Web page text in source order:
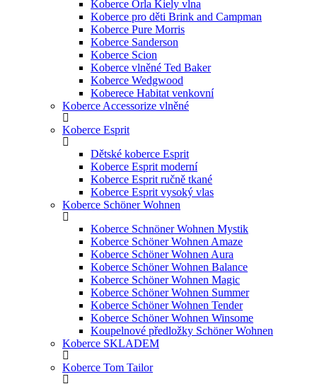
Koberce Orla Kiely vlna
Koberce pro děti Brink and Campman
Koberce Pure Morris
Koberce Sanderson
Koberce Scion
Koberce vlněné Ted Baker
Koberce Wedgwood
Koberece Habitat venkovní
Koberce Accessorize vlněné
Koberce Esprit
Dětské koberce Esprit
Koberce Esprit moderní
Koberce Esprit ručně tkané
Koberce Esprit vysoký vlas
Koberce Schöner Wohnen
Koberce Schnöner Wohnen Mystik
Koberce Schöner Wohnen Amaze
Koberce Schöner Wohnen Aura
Koberce Schöner Wohnen Balance
Koberce Schöner Wohnen Magic
Koberce Schöner Wohnen Summer
Koberce Schöner Wohnen Tender
Koberce Schöner Wohnen Winsome
Koupelnové předložky Schöner Wohnen
Koberce SKLADEM
Koberce Tom Tailor